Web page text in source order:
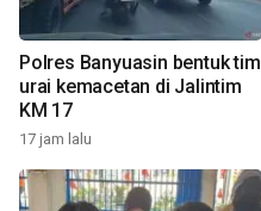
Polres Banyuasin bentuk tim
urai kemacetan di Jalintim
KM 17
17 jam lalu